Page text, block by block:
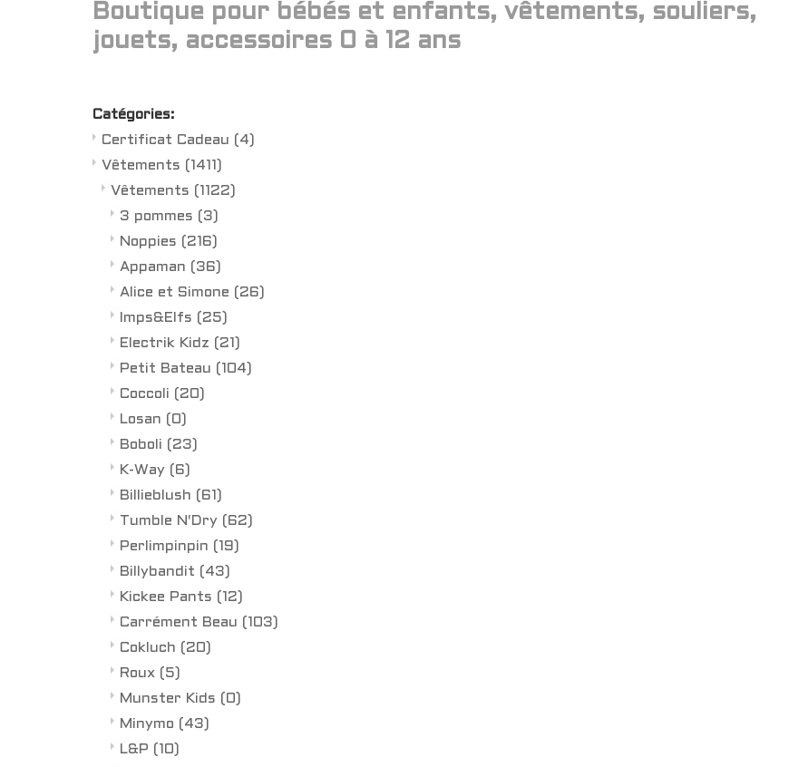
Boutique pour bébés et enfants, vêtements, souliers,
jouets, accessoires 0 à 12 ans
Catégories:
Certificat Cadeau (4)
Vêtements (1411)
Vêtements (1122)
3 pommes (3)
Noppies (216)
Appaman (36)
Alice et Simone (26)
Imps&Elfs (25)
Electrik Kidz (21)
Petit Bateau (104)
Coccoli (20)
Losan (0)
Boboli (23)
K-Way (6)
Billieblush (61)
Tumble N'Dry (62)
Perlimpinpin (19)
Billybandit (43)
Kickee Pants (12)
Carrément Beau (103)
Cokluch (20)
Roux (5)
Munster Kids (0)
Minymo (43)
L&P (10)